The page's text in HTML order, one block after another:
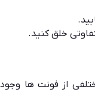
خلق کنید.
از فونت ها